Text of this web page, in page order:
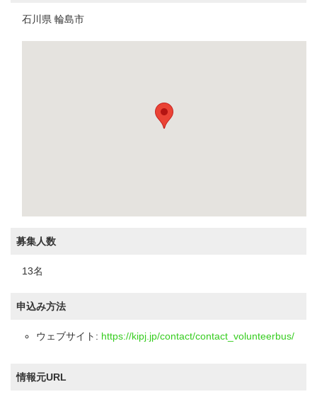
石川県 輪島市
募集人数
13名
申込み方法
ウェブサイト: https://kipj.jp/contact/contact_volunteerbus/
情報元URL